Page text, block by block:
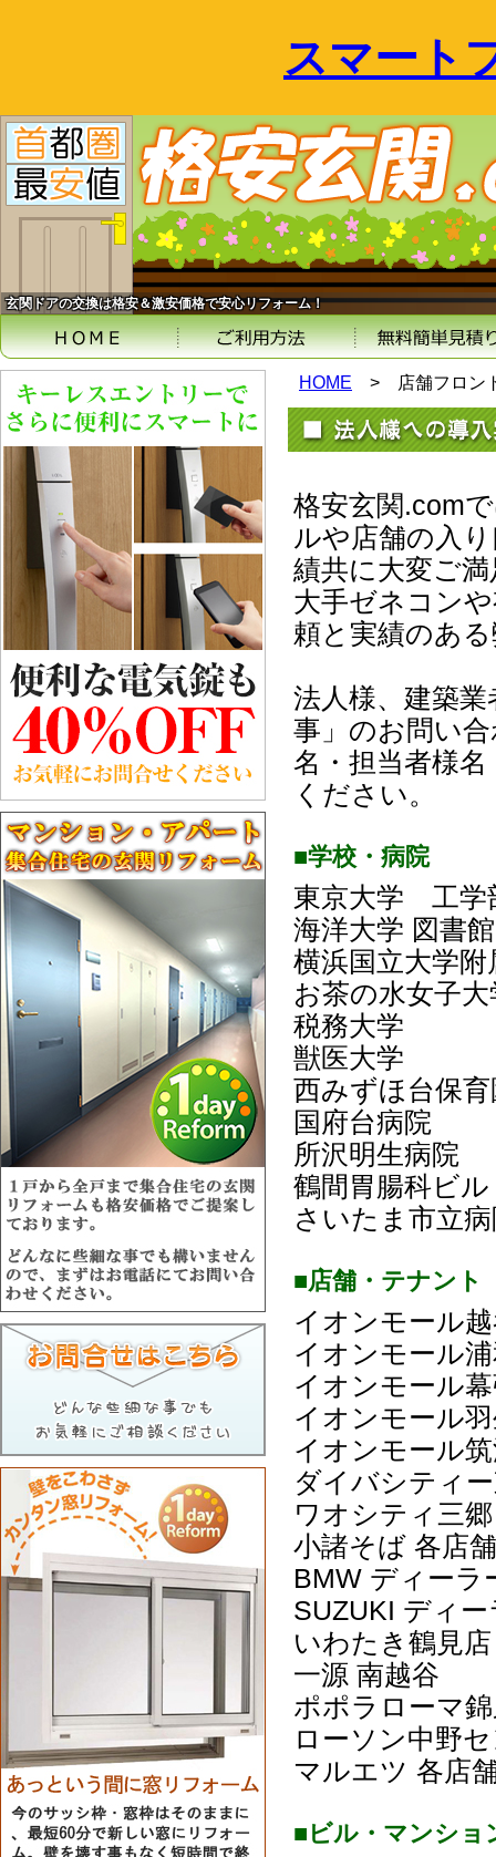
スマート
玄関ドアの交換は格安＆激安価格で安心リフォーム！
HOME > 店舗フロン
格安玄関.com
ルや店舗の入
績共に大変ご
大手ゼネコン
頼と実績のあ
法人様、建築
事」のお問い
名・担当者様
ください。
■学校・病院
東京大学 工学
海洋大学 図書
横浜国立大学
お茶の水女子
税務大学
獣医大学
西みずほ台保育
国府台病院
所沢明生病院
鶴間胃腸科ビル
さいたま市立
■店舗・テナント
イオンモール
イオンモール
イオンモール
イオンモール
イオンモール
ダイバシティ
ワオシティ三郷
小諸そば 各店舗
BMW ディーラ
SUZUKI ディ
いわたき鶴見店
一源 南越谷
ポポラローマ
ローソン中野
マルエツ 各店
■ビル・マンショ